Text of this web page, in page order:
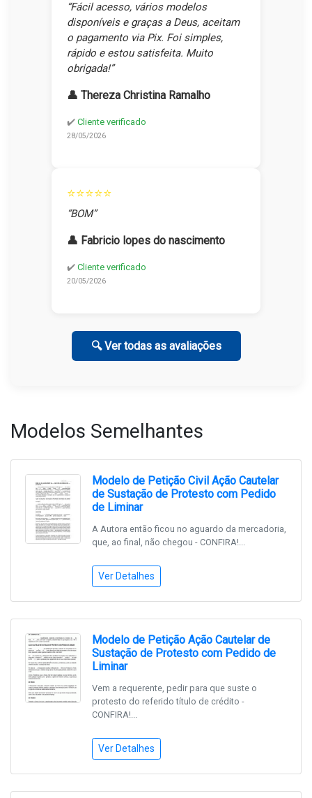
“Fácil acesso, vários modelos
disponíveis e graças a Deus, aceitam
o pagamento via Pix. Foi simples,
rápido e estou satisfeita. Muito
obrigada!”
👤 Thereza Christina Ramalho
✔️ Cliente verificado
28/05/2026
⭐⭐⭐⭐⭐
“BOM”
👤 Fabricio lopes do nascimento
✔️ Cliente verificado
20/05/2026
🔍 Ver todas as avaliações
Modelos Semelhantes
Modelo de Petição Civil Ação Cautelar
de Sustação de Protesto com Pedido
de Liminar
A Autora então ficou no aguardo da mercadoria,
que, ao final, não chegou - CONFIRA!...
Ver Detalhes
Modelo de Petição Ação Cautelar de
Sustação de Protesto com Pedido de
Liminar
Vem a requerente, pedir para que suste o
protesto do referido título de crédito -
CONFIRA!...
Ver Detalhes